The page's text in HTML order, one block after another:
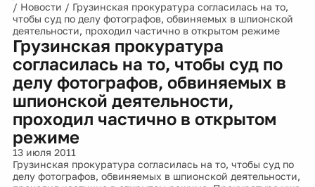
/ Новости / Грузинская прокуратура согласилась на то,
чтобы суд по делу фотографов, обвиняемых в шпионской
деятельности, проходил частично в открытом режиме
Грузинская прокуратура
согласилась на то, чтобы суд по
делу фотографов, обвиняемых в
шпионской деятельности,
проходил частично в открытом
режиме
13 июля 2011
Грузинская прокуратура согласилась на то, чтобы суд по
делу фотографов, обвиняемых в шпионской деятельности,